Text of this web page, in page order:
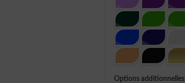
Options additionnelles